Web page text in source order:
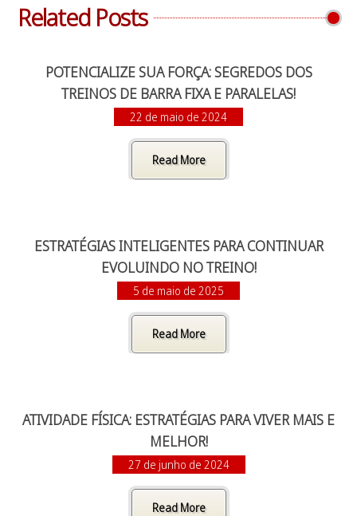
Related Posts
POTENCIALIZE SUA FORÇA: SEGREDOS DOS
TREINOS DE BARRA FIXA E PARALELAS!
22 de maio de 2024
Read More
ESTRATÉGIAS INTELIGENTES PARA CONTINUAR
EVOLUINDO NO TREINO!
5 de maio de 2025
Read More
ATIVIDADE FÍSICA: ESTRATÉGIAS PARA VIVER MAIS E
MELHOR!
27 de junho de 2024
Read More